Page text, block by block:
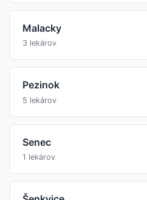
Malacky
3 lekárov
Pezinok
5 lekárov
Senec
1 lekárov